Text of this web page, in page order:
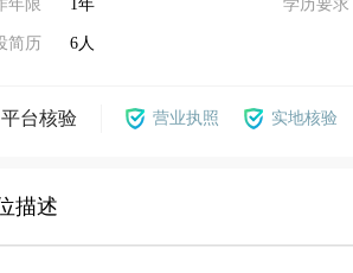
年限 1年
简历 6人
学历要求
平台核验 营业执照 实地核验
描述